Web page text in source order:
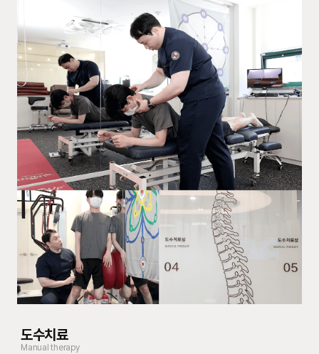
도수치료
Manual therapy